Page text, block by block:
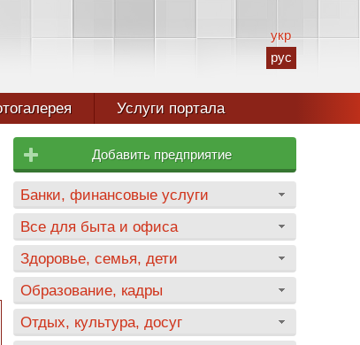
укр
рус
Услуги портала
Добавить предприятие
Банки, финансовые услуги
Все для быта и офиса
Здоровье, семья, дети
Образование, кадры
Отдых, культура, досуг